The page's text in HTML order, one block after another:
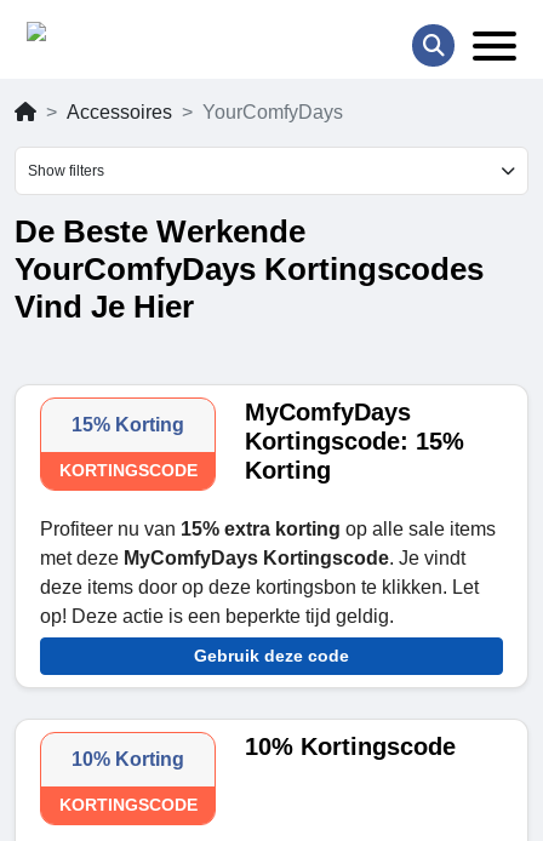
Accessoires YourComfyDays
Show filters
De Beste Werkende
YourComfyDays Kortingscodes
Vind Je Hier
15% Korting
KORTINGSCODE
MyComfyDays
Kortingscode: 15%
Korting
Profiteer nu van 15% extra korting op alle sale items
met deze MyComfyDays Kortingscode. Je vindt
deze items door op deze kortingsbon te klikken. Let
op! Deze actie is een beperkte tijd geldig.
Gebruik deze code
10% Korting
KORTINGSCODE
10% Kortingscode